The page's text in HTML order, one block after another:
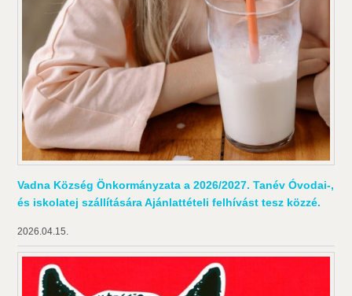
Vadna Község Önkormányzata a 2026/2027. Tanév Óvodai-,
és iskolatej szállítására Ajánlattételi felhívást tesz közzé.
2026.04.15.